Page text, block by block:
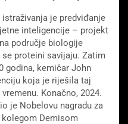
je predviđanje
inteligencije – projekt
područje biologije
proteini savijaju. Zatim
godina, kemičar John
koja je riješila taj
Konačno, 2024.
je Nobelovu nagradu za
Demisom